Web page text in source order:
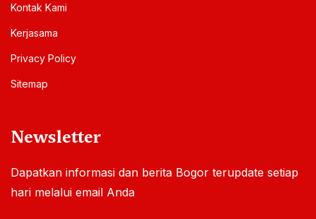
Kontak Kami
Kerjasama
Privacy Policy
Sitemap
Newsletter
Dapatkan informasi dan berita Bogor terupdate setiap
hari melalui email Anda